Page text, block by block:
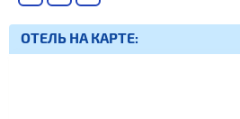
ОТЕЛЬ НА КАРТЕ: